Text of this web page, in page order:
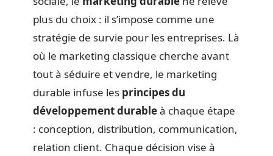
plus du choix : il s’impose comme une
stratégie de survie pour les entreprises. Là
où le marketing classique cherche avant
tout à séduire et vendre, le marketing
durable infuse les principes du
développement durableà chaque étape
: conception, distribution, communication,
relation client. Chaque décision vise à